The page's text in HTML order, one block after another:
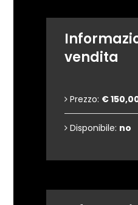
vendita
Prezzo: €
Disponibile: no